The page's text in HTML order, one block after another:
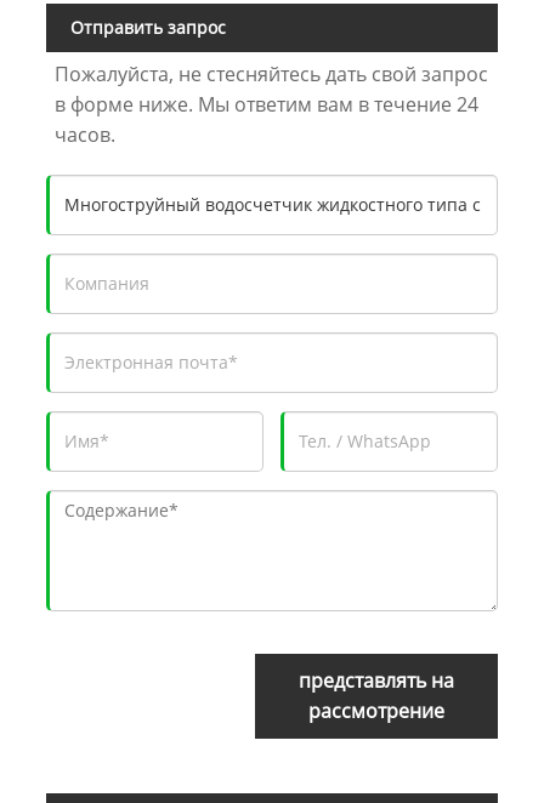
Отправить запрос
Пожалуйста, не стесняйтесь дать свой запрос
в форме ниже. Мы ответим вам в течение 24
часов.
представлять на
рассмотрение